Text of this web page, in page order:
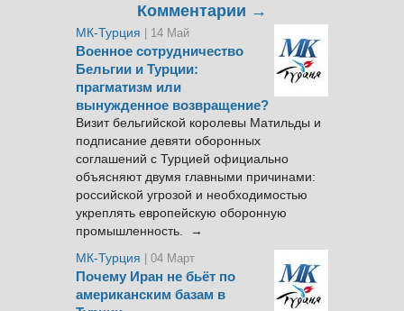
Комментарии →
МК-Турция | 14 Май
Военное сотрудничество
Бельгии и Турции:
прагматизм или
вынужденное возвращение?
Визит бельгийской королевы Матильды и
подписание девяти оборонных
соглашений с Турцией официально
объясняют двумя главными причинами:
российской угрозой и необходимостью
укреплять европейскую оборонную
промышленность. →
МК-Турция
| 04 Март
Почему Иран не бьёт по
американским базам в